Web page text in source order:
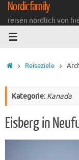
Zum
Inhalt
springen
Nordicfamily
reisen nördlich von
Startseite
Reiseziele
Kategorie: Kanada
Eisberg in